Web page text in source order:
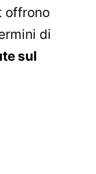
offrono
di
sul